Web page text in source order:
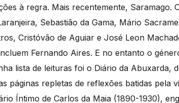
à regra. Mais recentemente, Saramago.
Sebastião da Gama, Mário
Cristóvão de Aguiar e José Leon
Fernando Aires. E no entanto o
lista de leituras foi o Diário da Abuxarda,
páginas repletas de reflexões batidas pela
Íntimo de Carlos da Maia (1890-1930),